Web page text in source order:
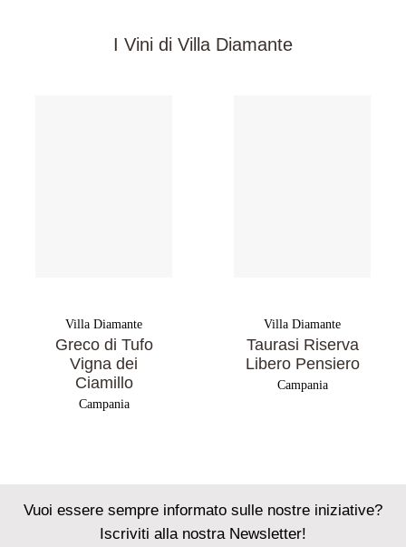
I Vini di Villa Diamante
Villa Diamante
Greco di Tufo
Vigna dei
Ciamillo
Campania
Villa Diamante
Taurasi Riserva
Libero Pensiero
Campania
Vuoi essere sempre informato sulle nostre iniziative?
Iscriviti alla nostra Newsletter!